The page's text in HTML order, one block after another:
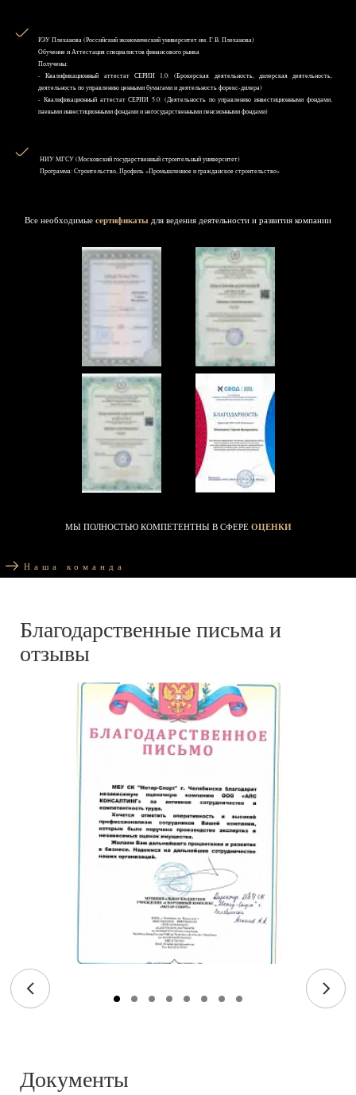
РЭУ Плеханова (Российский экономический университет им. Г.В. Плеханова)
Обучение и Аттестация специалистов финансового рынка
Получены:
- Квалификационный аттестат СЕРИИ 1.0: (Брокерская деятельность, дилерская деятельность,
деятельность по управлению ценными бумагами и деятельность форекс-дилера)
- Квалификационный аттестат СЕРИИ 5.0: (Деятельность по управлению инвестиционными фондами,
паевыми инвестиционными фондами и негосударственными пенсионными фондами)
НИУ MГСУ (Московский государственный строительный университет)
Программа: Строительство, Профиль «Промышленное и гражданское строительство»
Все необходимые сертификаты для ведения деятельности и развития компании
МЫ ПОЛНОСТЬЮ КОМПЕТЕНТНЫ В СФЕРЕ ОЦЕНКИ
Наша команда
Благодарственные письма и
отзывы
Документы